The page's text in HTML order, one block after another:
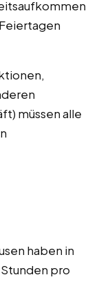
müssen alle
haben in
pro